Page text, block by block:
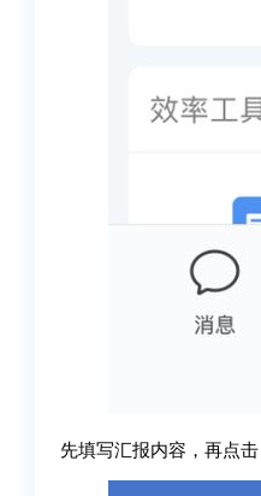
先填写汇报内容，再点